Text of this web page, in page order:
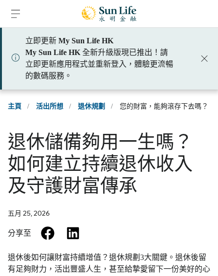
立即更新 My Sun Life HK
My Sun Life HK 全新升級版現已推出！請
立即更新應用程式並重新登入，體驗更流暢
的數碼服務。
主頁 / 活出所想 / 退休規劃 / 您的財富，能夠滾存下去嗎？
退休儲備夠用一生嗎？
如何建立持續退休收入
及守護財富傳承
五月 25, 2026
分享至 facebook
退休後如何讓財富持續增值？退休規劃3大關鍵。退休後留
有足夠財力，活出豐盛人生，甚至給摯愛留下一份美好的心